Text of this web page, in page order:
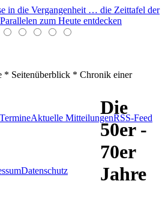
in die Vergangenheit … die Zeittafel der
zum Heute entdecken
* Seitenüberblick * Chronik einer
Aktuelle MitteilungenRSS-Feed
Datenschutz
Die
50er -
70er
Jahre